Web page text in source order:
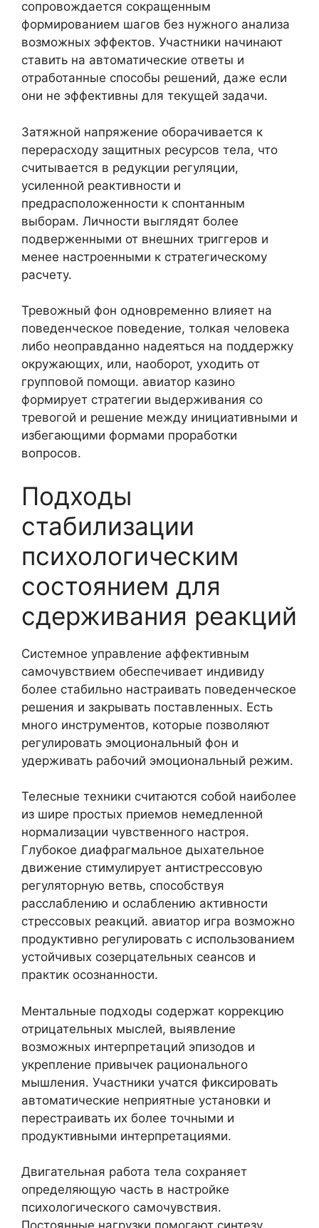
сопровождается сокращенным
формированием шагов без нужного анализа
возможных эффектов. Участники начинают
ставить на автоматические ответы и
отработанные способы решений, даже если
они не эффективны для текущей задачи.
Затяжной напряжение оборачивается к
перерасходу защитных ресурсов тела, что
считывается в редукции регуляции,
усиленной реактивности и
предрасположенности к спонтанным
выборам. Личности выглядят более
подверженными от внешних триггеров и
менее настроенными к стратегическому
расчету.
Тревожный фон одновременно влияет на
поведенческое поведение, толкая человека
либо неоправданно надеяться на поддержку
окружающих, или, наоборот, уходить от
групповой помощи. авиатор казино
формирует стратегии выдерживания со
тревогой и решение между инициативными и
избегающими формами проработки
вопросов.
Подходы
стабилизации
психологическим
состоянием для
сдерживания реакций
Системное управление аффективным
самочувствием обеспечивает индивиду
более стабильно настраивать поведенческое
решения и закрывать поставленных. Есть
много инструментов, которые позволяют
регулировать эмоциональный фон и
удерживать рабочий эмоциональный режим.
Телесные техники считаются собой наиболее
из шире простых приемов немедленной
нормализации чувственного настроя.
Глубокое диафрагмальное дыхательное
движение стимулирует антистрессовую
регуляторную ветвь, способствуя
расслаблению и ослаблению активности
стрессовых реакций. авиатор игра возможно
продуктивно регулировать с использованием
устойчивых созерцательных сеансов и
практик осознанности.
Ментальные подходы содержат коррекцию
отрицательных мыслей, выявление
возможных интерпретаций эпизодов и
укрепление привычек рационального
мышления. Участники учатся фиксировать
автоматические неприятные установки и
перестраивать их более точными и
продуктивными интерпретациями.
Двигательная работа тела сохраняет
определяющую часть в настройке
психологического самочувствия.
Постоянные нагрузки помогают синтезу